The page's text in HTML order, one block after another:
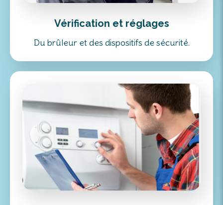
Vérification et réglages
Du brûleur et des dispositifs de sécurité.